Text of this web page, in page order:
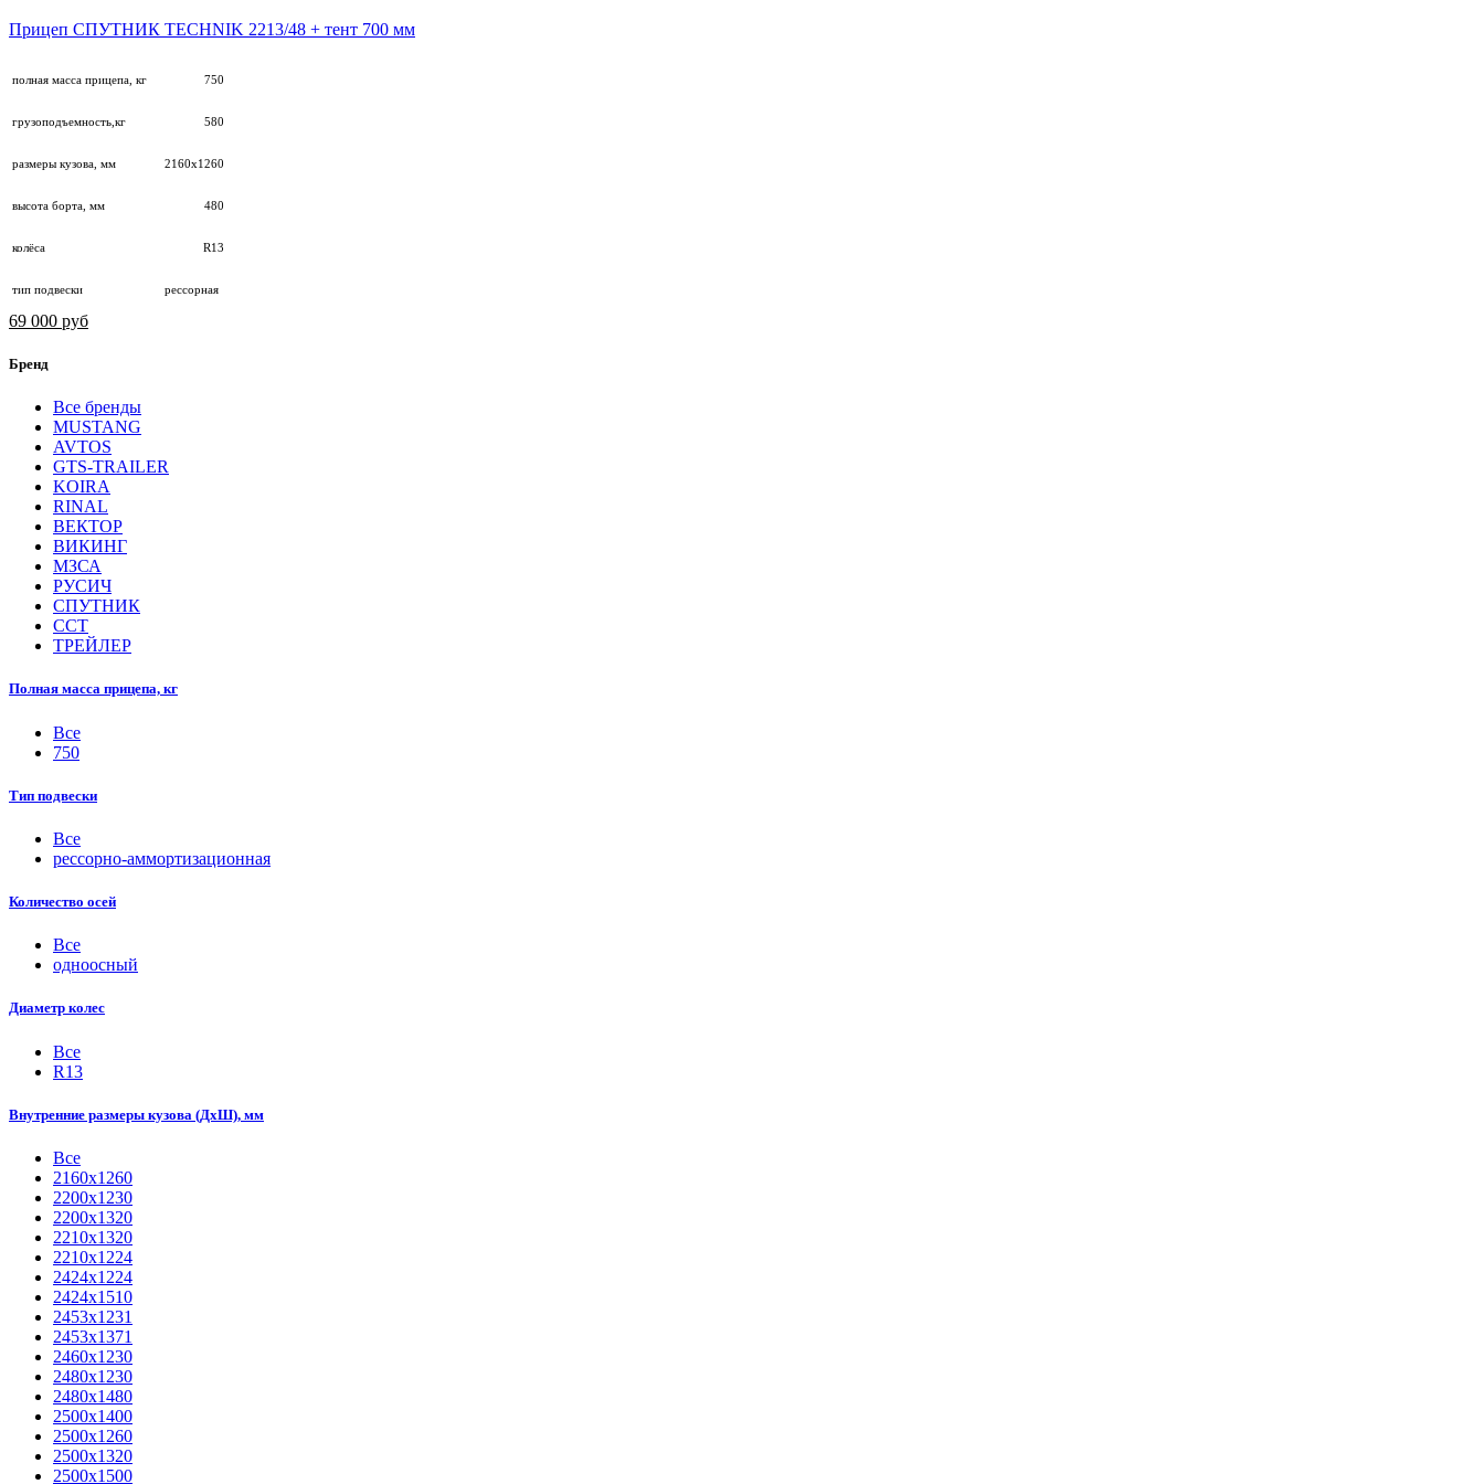
Прицеп СПУТНИК TECHNIK 2213/48 + тент 700 мм
полная масса прицепа, кг 750
грузоподъемность,кг 580
размеры кузова, мм 2160х1260
высота борта, мм 480
колёса R13
тип подвески рессорная
69 000 руб
Бренд
Все бренды
MUSTANG
AVTOS
GTS-TRAILER
KOIRA
RINAL
ВЕКТОР
ВИКИНГ
МЗСА
РУСИЧ
СПУТНИК
ССТ
ТРЕЙЛЕР
Полная масса прицепа, кг
Все
750
Тип подвески
Все
рессорно-аммортизационная
Количество осей
Все
одноосный
Диаметр колес
Все
R13
Внутренние размеры кузова (ДхШ), мм
Все
2160х1260
2200х1230
2200х1320
2210x1320
2210х1224
2424х1224
2424х1510
2453х1231
2453х1371
2460х1230
2480х1230
2480х1480
2500x1400
2500х1260
2500х1320
2500х1500